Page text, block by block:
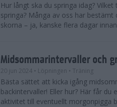
Hur långt ska du springa idag?
springa? Många av oss har
skorna – ja, kanske flera dagar
Midsommarintervaller och
20 jun 2024 • Löpningen • Träning
Bästa sättet att kicka igång
backintervaller! Eller hur? Här får
aktivitet till eventuellt morgonpigga